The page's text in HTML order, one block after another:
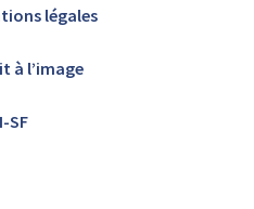
légales
à l’image
SF